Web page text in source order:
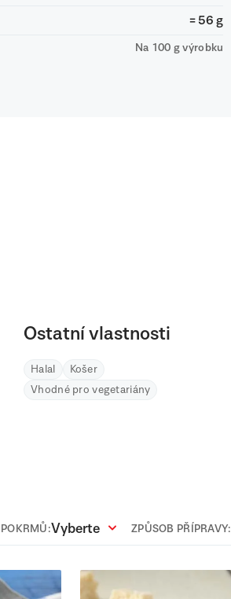
= 56 g
Na 100 g výrobku
Ostatní vlastnosti
Halal
Košer
Vhodné pro vegetariány
Vyberte ZPŮSOB PŘÍPRAVY: